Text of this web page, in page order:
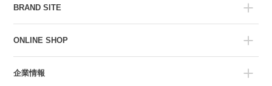
BRAND SITE
ONLINE SHOP
企業情報